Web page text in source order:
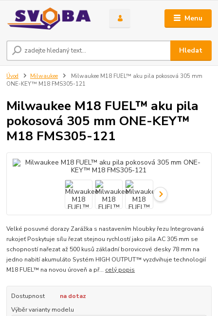
Menu
Hledat
Úvod Milwaukee
Milwaukee M18 FUEL™ aku pila pokosová 305 mm
ONE-KEY™ M18 FMS305-121
Milwaukee M18 FUEL™ aku pila
pokosová 305 mm ONE-KEY™
M18 FMS305-121
Velké posuvné dorazy Zarážka s nastavením hloubky řezu Integrovaná
rukojeť Poskytuje sílu řezat stejnou rychlostí jako pila AC 305 mm se
schopností nařezat až 500 kusů základní borovicové desky 78 mm na
jedno nabití akumuláto Systém HIGH OUTPUT™ vyzdvihuje technologií
M18 FUEL™ na novou úroveň a př... celý popis
Dostupnost
na dotaz
Výběr varianty modelu